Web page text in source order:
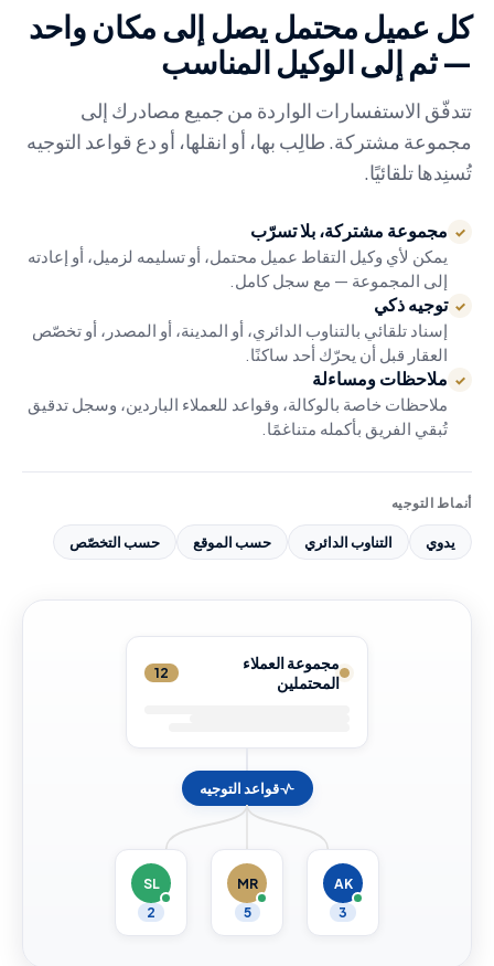
كل عميل محتمل يصل إلى مكان واحد
— ثم إلى الوكيل المناسب
تتدفّق الاستفسارات الواردة من جميع مصادرك إلى
مجموعة مشتركة. طالِب بها، أو انقلها، أو دع قواعد التوجيه
تُسنِدها تلقائيًا.
✓ مجموعة مشتركة، بلا تسرّب
يمكن لأي وكيل التقاط عميل محتمل، أو تسليمه لزميل، أو إعادته
إلى المجموعة — مع سجل كامل.
✓ توجيه ذكي
إسناد تلقائي بالتناوب الدائري، أو المدينة، أو المصدر، أو تخصّص
العقار قبل أن يحرّك أحد ساكنًا.
✓ ملاحظات ومساءلة
ملاحظات خاصة بالوكالة، وقواعد للعملاء الباردين، وسجل تدقيق
تُبقي الفريق بأكمله متناغمًا.
أنماط التوجيه
يدوي التناوب الدائري حسب الموقع حسب التخصّص
مجموعة العملاء
المحتملين
12
قواعد التوجيه
AK
3
MR
5
SL
2